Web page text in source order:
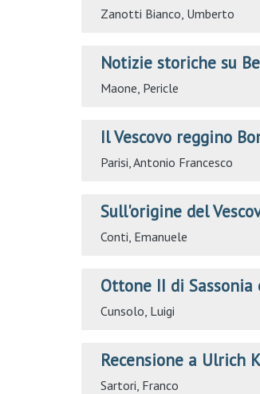
Zanotti Bianco, Umberto
Notizie storiche su
Maone, Pericle
Il Vescovo reggino
Parisi, Antonio Francesco
Sull'origine del
Conti, Emanuele
Ottone II di
Cunsolo, Luigi
Recensione a Ulrich
Sartori, Franco